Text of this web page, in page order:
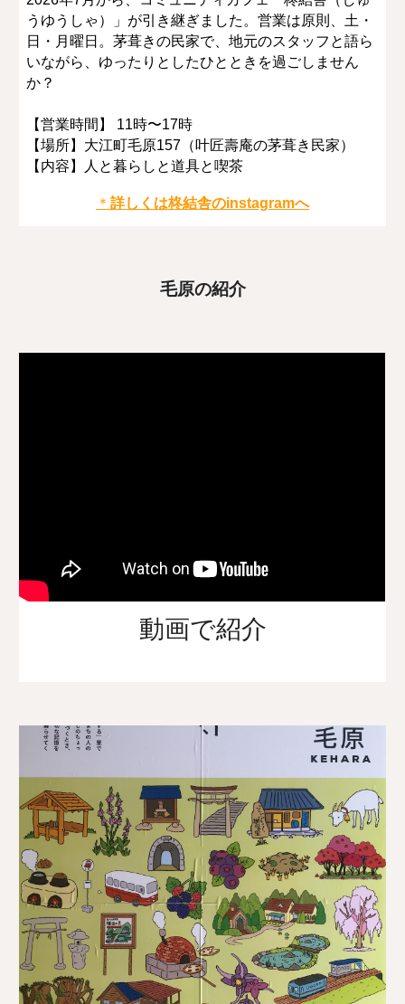
うゆうしゃ）」が引き継ぎました。営業は原則、土・
日・月曜日。茅葺きの民家で、地元のスタッフと語ら
いながら、ゆったりとしたひとときを過ごしません
か？
【営業時間】 11時〜17時
【場所】大江町毛原157（叶匠壽庵の茅葺き民家）
【内容】人と暮らしと道具と喫茶
＊ 詳しくは柊結舎のinstagramへ
毛原の紹介
動画で紹介